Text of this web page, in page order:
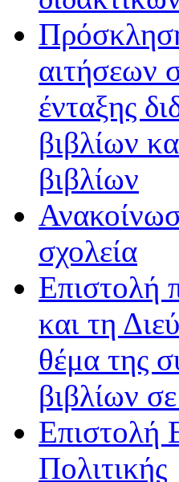
αιτήσεων
ένταξης
βιβλίων
βιβλίων
σχολεία
Επιστολή
και τη
θέμα της
βιβλίων
Επιστολή
Πολιτικής